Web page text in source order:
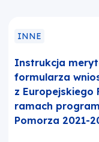
INNE
Instrukcja
formularza
z Europejskiego
ramach
Pomorza 2021-